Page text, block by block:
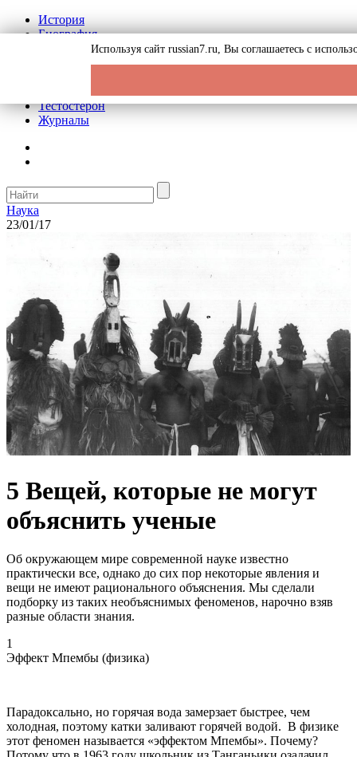
История
Биография
Криминал
Реклама на сайте
Тестостерон
Журналы
Наука
23/01/17
5 Вещей, которые не могут
объяснить ученые
Об окружающем мире современной науке известно
практически все, однако до сих пор некоторые явления и
вещи не имеют рационального объяснения. Мы сделали
подборку из таких необъяснимых феноменов, нарочно взяв
разные области знания.
1
Эффект Мпембы (физика)
Парадоксально, но горячая вода замерзает быстрее, чем
холодная, поэтому катки заливают горячей водой. В физике
этот феномен называется «эффектом Мпембы». Почему?
Используя сайт russian7.ru, Вы соглашаетесь с